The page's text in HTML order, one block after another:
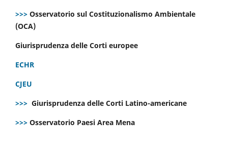
>>> Osservatorio sul Costituzionalismo Ambientale
(OCA)
Giurisprudenza delle Corti europee
ECHR
CJEU
>>> Giurisprudenza delle Corti Latino-americane
>>> Osservatorio Paesi Area Mena